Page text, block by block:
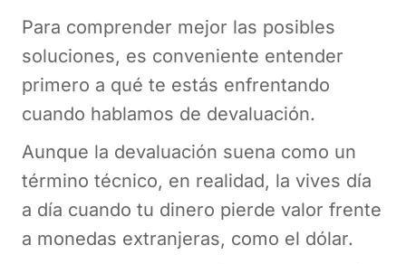
Para comprender mejor las posibles
soluciones, es conveniente entender
primero a qué te estás enfrentando
cuando hablamos de devaluación.
Aunque la devaluación suena como un
término técnico, en realidad, la vives día
a día cuando tu dinero pierde valor frente
a monedas extranjeras, como el dólar.